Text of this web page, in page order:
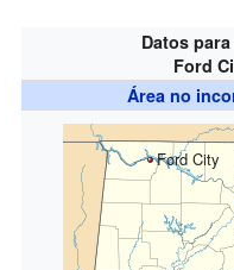
Datos
Ford
Área no
Ford City